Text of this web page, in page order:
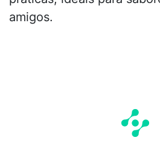
amigos.